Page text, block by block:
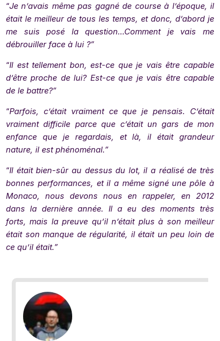
“Je n’avais même pas gagné de course à l’époque, il
était le meilleur de tous les temps, et donc, d’abord je
me suis posé la question…Comment je vais me
débrouiller face à lui ?”
“Il est tellement bon, est-ce que je vais être capable
d’être proche de lui? Est-ce que je vais être capable
de le battre?”
“Parfois, c’était vraiment ce que je pensais. C’était
vraiment difficile parce que c’était un gars de mon
enfance que je regardais, et là, il était grandeur
nature, il est phénoménal.”
“Il était bien-sûr au dessus du lot, il a réalisé de très
bonnes performances, et il a même signé une pôle à
Monaco, nous devons nous en rappeler, en 2012
dans la dernière année. Il a eu des moments très
forts, mais la preuve qu’il n’était plus à son meilleur
était son manque de régularité, il était un peu loin de
ce qu’il était.”